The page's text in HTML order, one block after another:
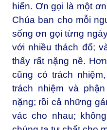
hiến. Ơn gọi là một
Chúa ban cho mỗi
sống ơn gọi từng
với nhiều thách đố;
thấy rất nặng nề.
cũng có trách
trách nhiệm và
nặng; rồi cả những
vác cho nhau;